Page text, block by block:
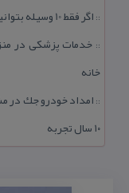
:: اگر فقط 10 وسیله بتوانید بخرید، اولویت با كدام تجهیزات است؟
:: خدمات پزشكی در
خانه
::
۱۰ سال تجربه